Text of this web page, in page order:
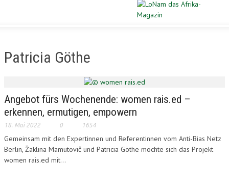
DIASPORA
WIRTSCHAFT
KULTUR
PORTRAIT
Patricia Göthe
Angebot fürs Wochenende: women rais.ed –
erkennen, ermutigen, empowern
18. Mai 2022 0 1654
Gemeinsam mit den Expertinnen und Referentinnen vom Anti-Bias Netz
Berlin, Žaklina Mamutovič und Patricia Göthe möchte sich das Projekt
women rais.ed mit...